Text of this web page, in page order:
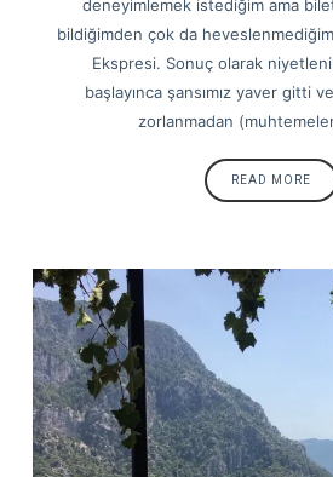
deneyimlemek istediğim ama bilet
bildiğimden çok da
Ekspresi. Sonuç olarak
başlayınca şansımız yaver gitti
zorlanmadan
READ MORE